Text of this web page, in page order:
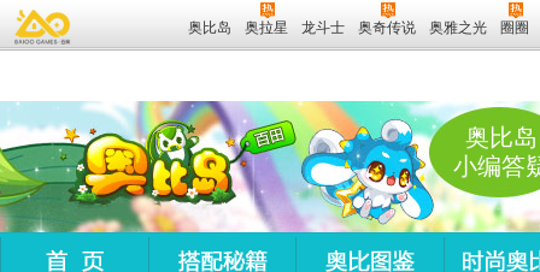
奥比岛 奥拉星 龙斗士 奥奇传说 奥雅之光 圈圈
奥比岛
小编答